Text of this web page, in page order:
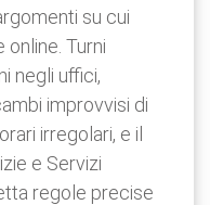
su cui
Turni
negli uffici,
improvvisi di
irregolari, e il
e Servizi
regole precise